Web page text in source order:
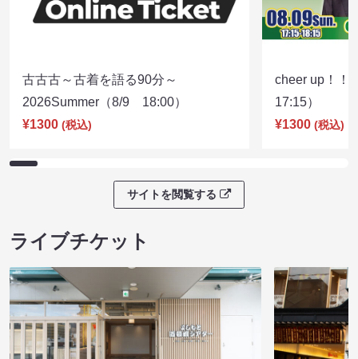
古古古～古着を語る90分～
2026Summer（8/9 18:00）
¥1300 (税込)
cheer up！
17:15）
¥1300 (税込)
サイトを閲覧する
ライブチケット